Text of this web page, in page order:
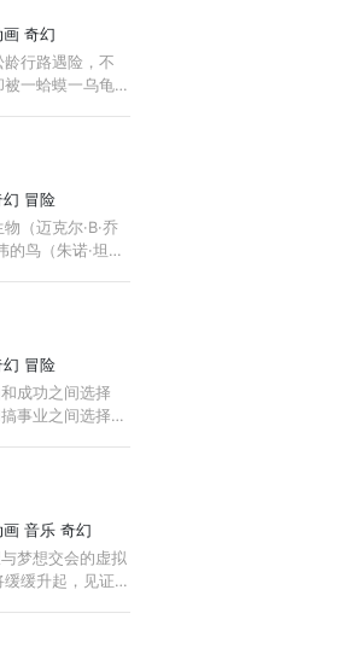
乱的“大海贼时
画 奇幻
行路遇险，不
一蛤蟆一乌龟
奈的蒲松龄也讲
...
幻 冒险
（迈克尔·B·乔
的鸟（朱诺·坦普
能度过他们生
幻 冒险
成功之间选择
事业之间选择
...
画 音乐 奇幻
梦想交会的虚拟
缓升起，见证
忙碌的生活，